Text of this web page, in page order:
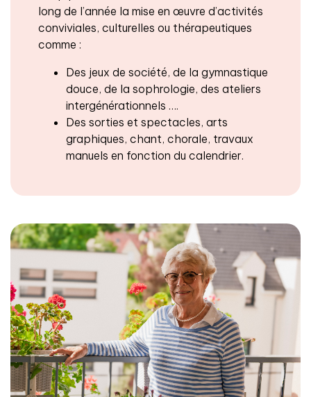
long de l’année la mise en œuvre d’activités
conviviales, culturelles ou thérapeutiques
comme :
Des jeux de société, de la gymnastique
douce, de la sophrologie, des ateliers
intergénérationnels ….
Des sorties et spectacles, arts
graphiques, chant, chorale, travaux
manuels en fonction du calendrier.